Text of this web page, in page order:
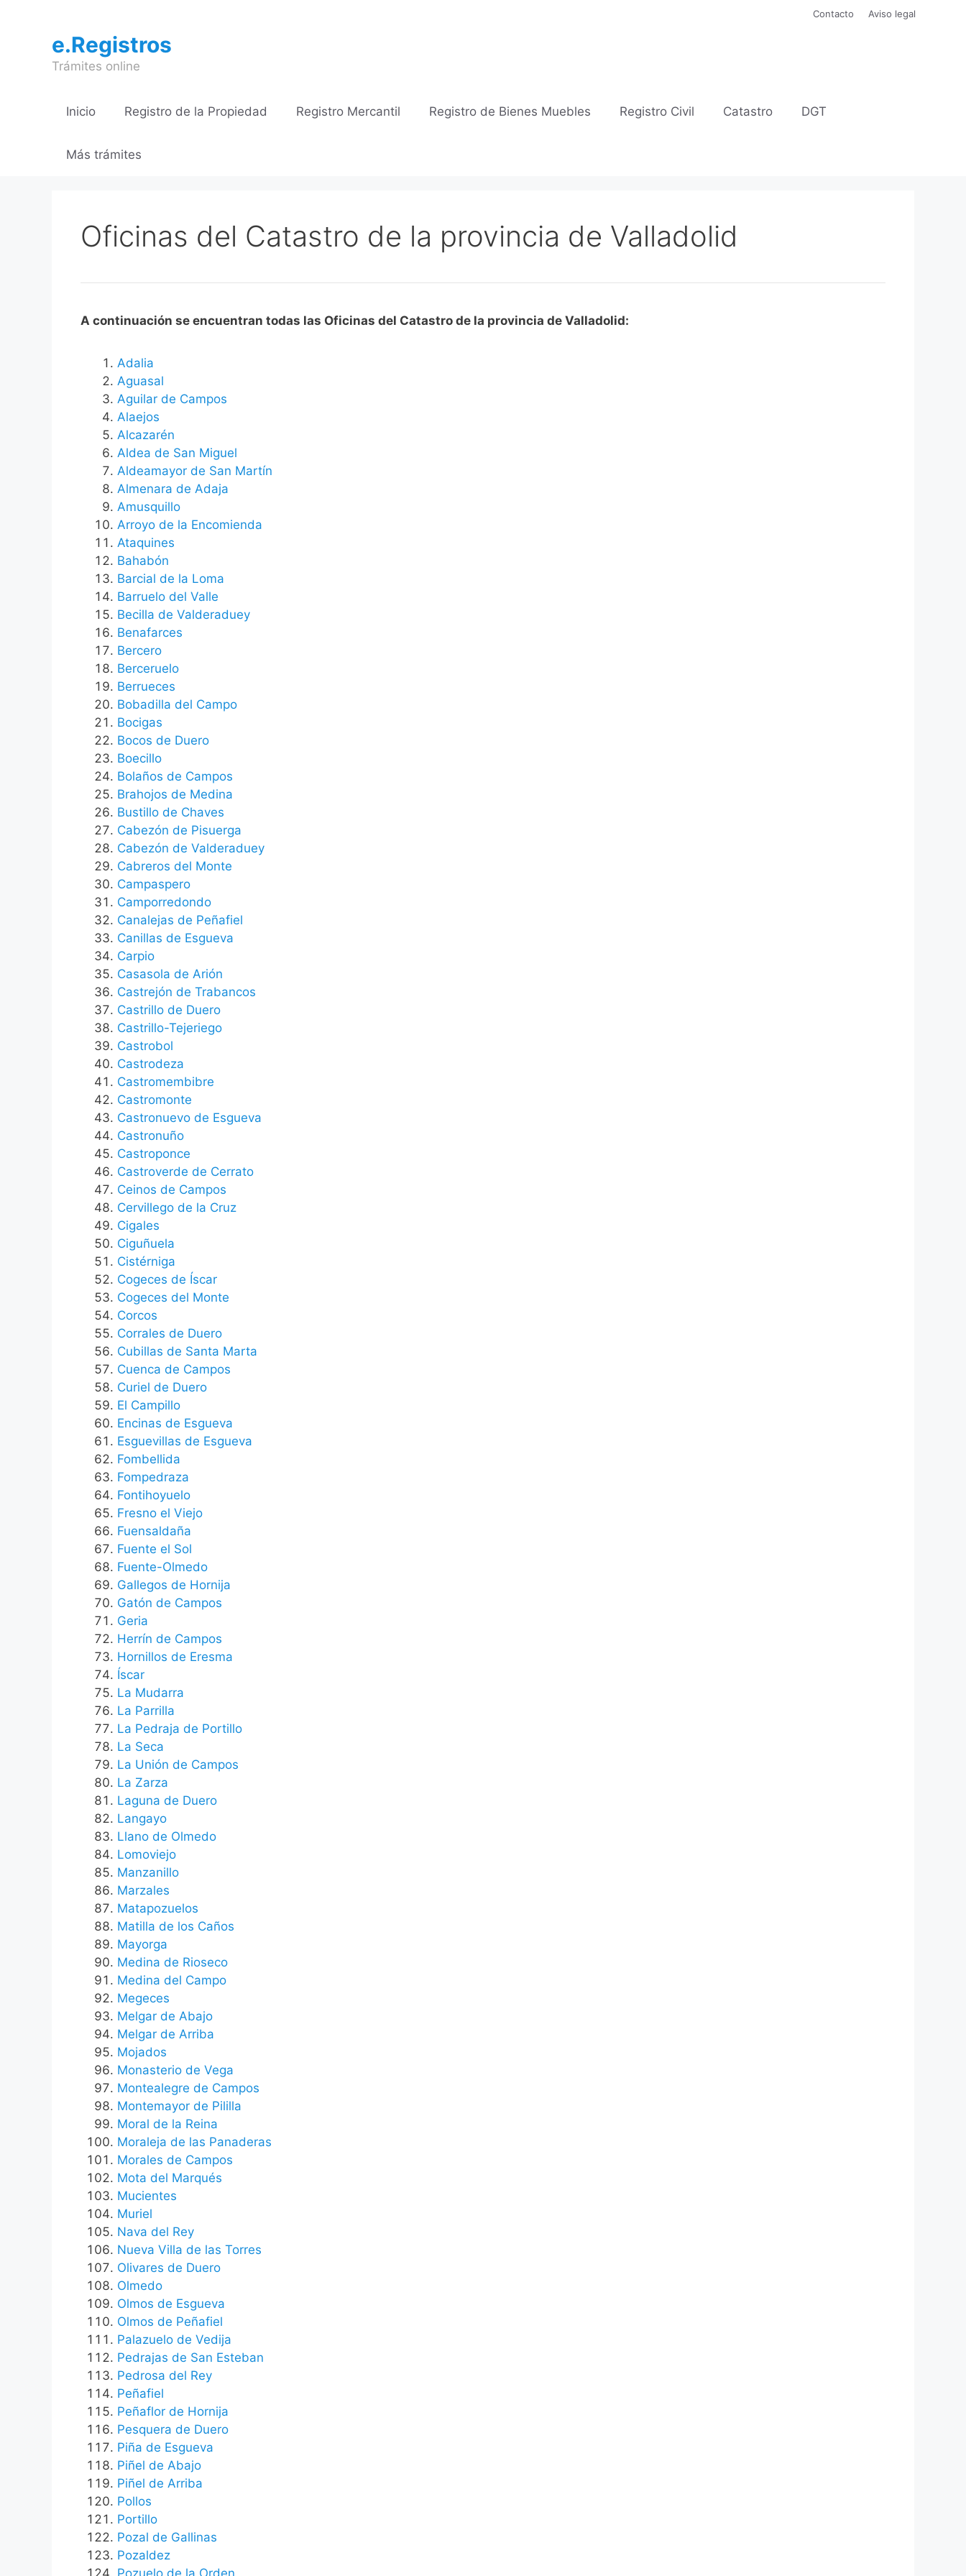
contenido
Contacto Aviso legal
e.Registros
Trámites online
Inicio Registro de la Propiedad Registro Mercantil Registro de Bienes Muebles Registro Civil Catastro DGT
Más trámites
Oficinas del Catastro de la provincia de Valladolid
A continuación se encuentran todas las Oficinas del Catastro de la provincia de Valladolid:
Adalia
Aguasal
Aguilar de Campos
Alaejos
Alcazarén
Aldea de San Miguel
Aldeamayor de San Martín
Almenara de Adaja
Amusquillo
Arroyo de la Encomienda
Ataquines
Bahabón
Barcial de la Loma
Barruelo del Valle
Becilla de Valderaduey
Benafarces
Bercero
Berceruelo
Berrueces
Bobadilla del Campo
Bocigas
Bocos de Duero
Boecillo
Bolaños de Campos
Brahojos de Medina
Bustillo de Chaves
Cabezón de Pisuerga
Cabezón de Valderaduey
Cabreros del Monte
Campaspero
Camporredondo
Canalejas de Peñafiel
Canillas de Esgueva
Carpio
Casasola de Arión
Castrejón de Trabancos
Castrillo de Duero
Castrillo-Tejeriego
Castrobol
Castrodeza
Castromembibre
Castromonte
Castronuevo de Esgueva
Castronuño
Castroponce
Castroverde de Cerrato
Ceinos de Campos
Cervillego de la Cruz
Cigales
Ciguñuela
Cistérniga
Cogeces de Íscar
Cogeces del Monte
Corcos
Corrales de Duero
Cubillas de Santa Marta
Cuenca de Campos
Curiel de Duero
El Campillo
Encinas de Esgueva
Esguevillas de Esgueva
Fombellida
Fompedraza
Fontihoyuelo
Fresno el Viejo
Fuensaldaña
Fuente el Sol
Fuente-Olmedo
Gallegos de Hornija
Gatón de Campos
Geria
Herrín de Campos
Hornillos de Eresma
Íscar
La Mudarra
La Parrilla
La Pedraja de Portillo
La Seca
La Unión de Campos
La Zarza
Laguna de Duero
Langayo
Llano de Olmedo
Lomoviejo
Manzanillo
Marzales
Matapozuelos
Matilla de los Caños
Mayorga
Medina de Rioseco
Medina del Campo
Megeces
Melgar de Abajo
Melgar de Arriba
Mojados
Monasterio de Vega
Montealegre de Campos
Montemayor de Pililla
Moral de la Reina
Moraleja de las Panaderas
Morales de Campos
Mota del Marqués
Mucientes
Muriel
Nava del Rey
Nueva Villa de las Torres
Olivares de Duero
Olmedo
Olmos de Esgueva
Olmos de Peñafiel
Palazuelo de Vedija
Pedrajas de San Esteban
Pedrosa del Rey
Peñafiel
Peñaflor de Hornija
Pesquera de Duero
Piña de Esgueva
Piñel de Abajo
Piñel de Arriba
Pollos
Portillo
Pozal de Gallinas
Pozaldez
Pozuelo de la Orden